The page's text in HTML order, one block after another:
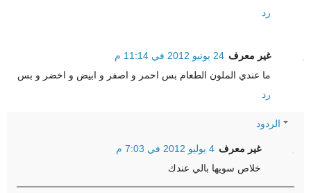
رد
غير معرف 24 يونيو 2012 في 11:14 م
ما عندي الملون الطعام بس احمر و اصفر و ابيض و اخضر و بس
رد
الردود
غير معرف 4 يوليو 2012 في 7:03 م
خلاص سويها بالي عندك